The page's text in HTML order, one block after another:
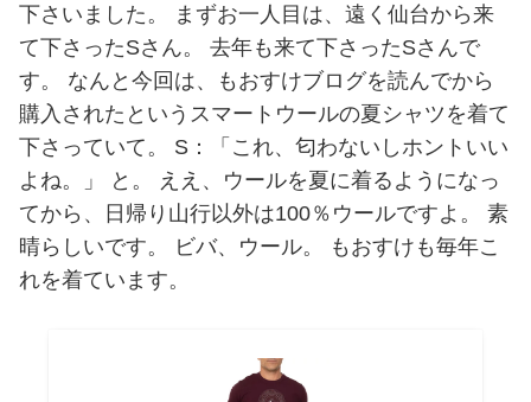
下さいました。 まずお一人目は、遠く仙台から来
て下さったSさん。 去年も来て下さったSさんで
す。 なんと今回は、もおすけブログを読んでから
購入されたというスマートウールの夏シャツを着て
下さっていて。 S：「これ、匂わないしホントいい
よね。」 と。 ええ、ウールを夏に着るようになっ
てから、日帰り山行以外は100％ウールですよ。 素
晴らしいです。 ビバ、ウール。 もおすけも毎年こ
れを着ています。